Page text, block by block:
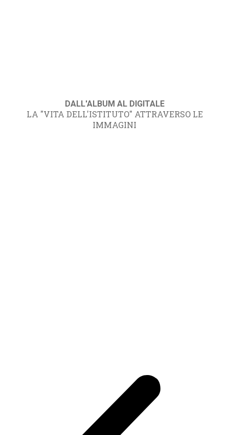
DALL'ALBUM AL DIGITALE
LA "VITA DELL'ISTITUTO" ATTRAVERSO LE
IMMAGINI